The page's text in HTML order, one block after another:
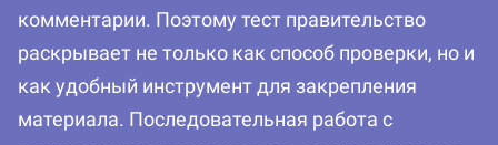
комментарии. Поэтому тест правительство
раскрывает не только как способ проверки, но и
как удобный инструмент для закрепления
материала. Последовательная работа с